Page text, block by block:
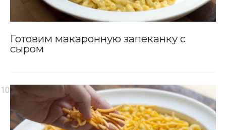
Готовим макаронную запеканку с
сыром